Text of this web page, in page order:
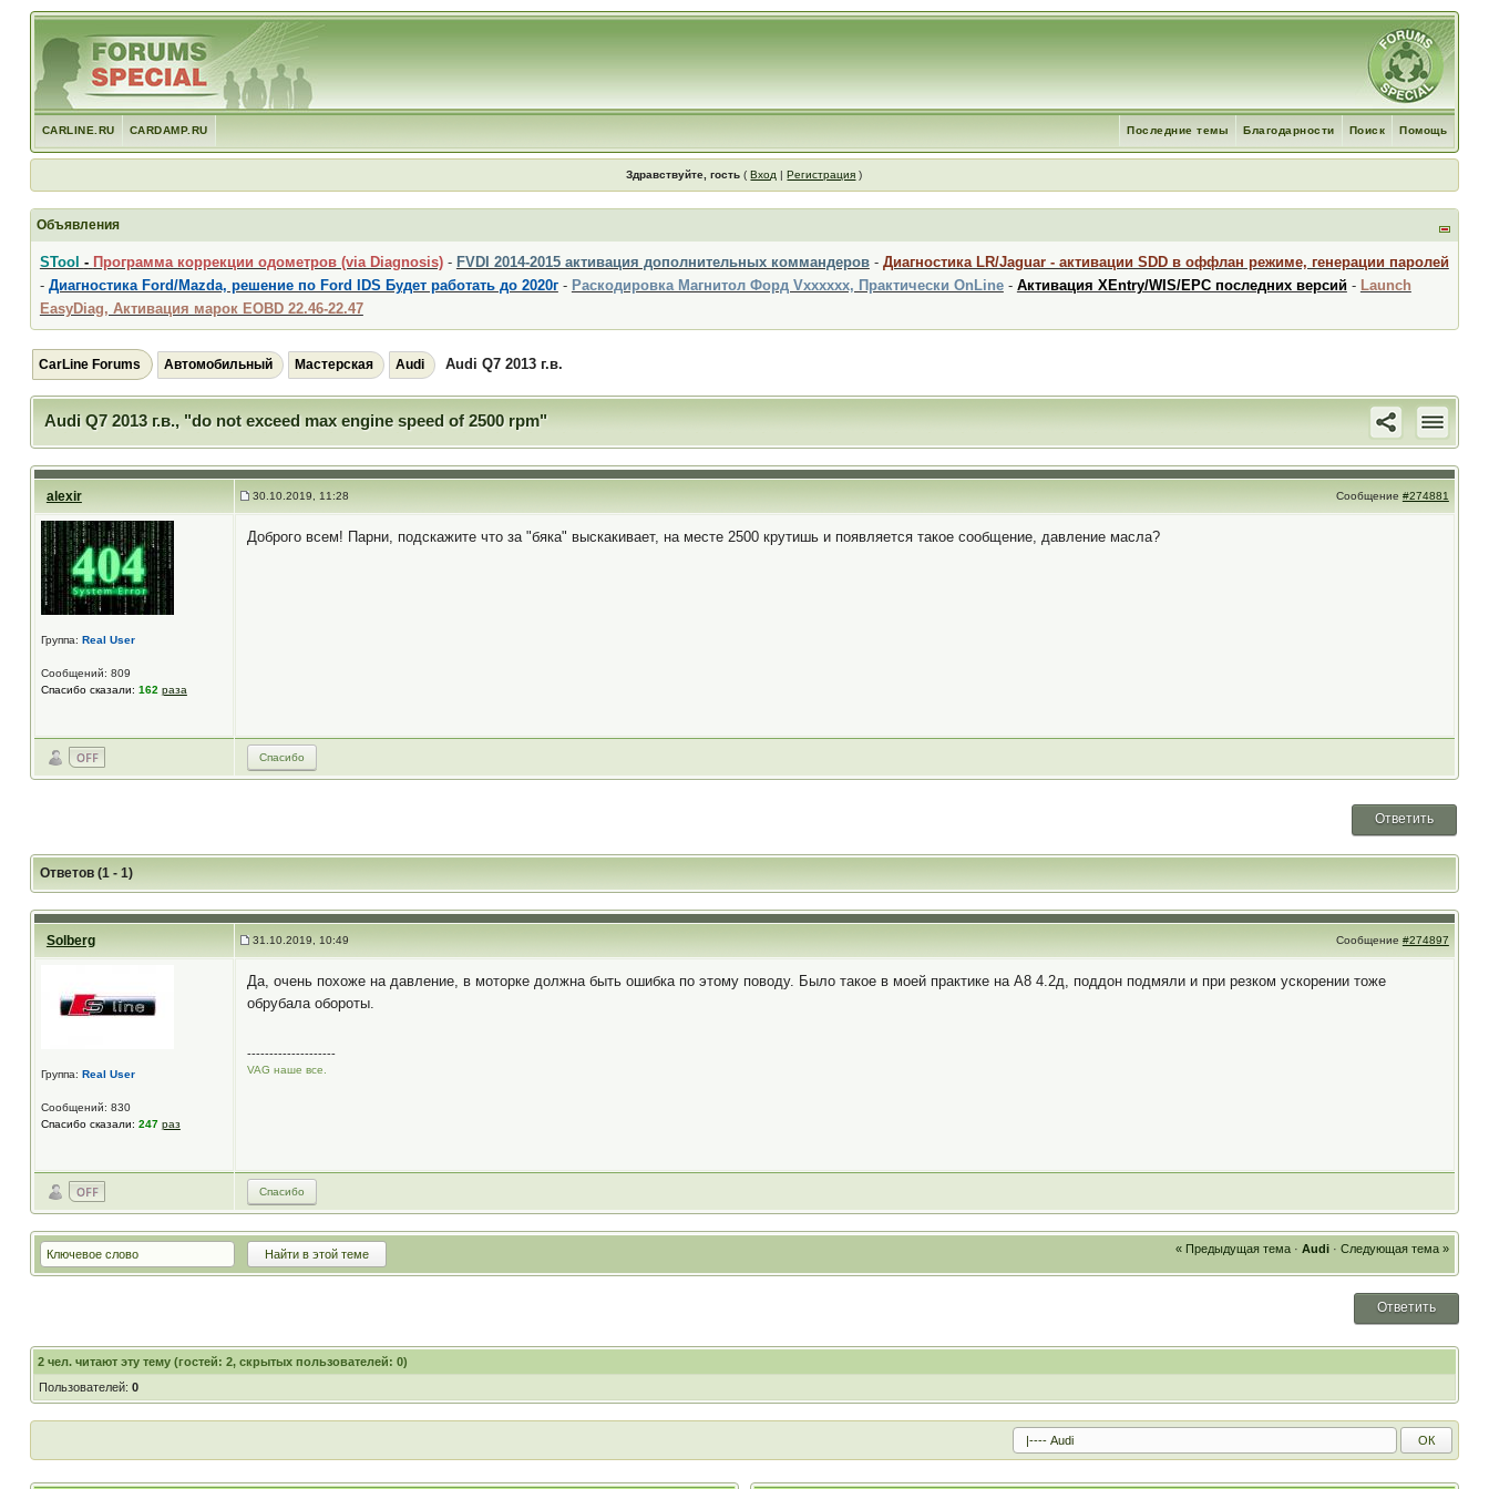
CARLINE.RU CARDAMP.RU Помощь
Поиск
Благодарности
Последние темы
Здравствуйте, гость (Вход |Регистрация )
Объявления
STool - Программа коррекции одометров (via Diagnosis)- FVDI 2014-2015 активация дополнительных коммандеров- Диагностика LR/Jaguar - активации SDD в оффлан режиме, генерации паролей
- Диагностика Ford/Mazda, решение по Ford IDS Будет работать до 2020г- Раскодировка Магнитол Форд Vxxxxxx, Практически OnLine- Активация XEntry/WIS/EPC последних версий- Launch
EasyDiag, Активация марок EOBD 22.46-22.47
CarLine Forums Автомобильный Мастерская Audi Audi Q7 2013 г.в.
Audi Q7 2013 г.в., "do not exceed max engine speed of 2500 rpm"
alexir 30.10.2019, 11:28 Сообщение #274881
Группа: Real User
Сообщений: 809
Спасибо сказали: 162 раза
Доброго всем! Парни, подскажите что за "бяка" выскакивает, на месте 2500 крутишь и появляется такое сообщение, давление масла?
Спасибо
Ответить
Ответов (1 - 1)
Solberg 31.10.2019, 10:49 Сообщение #274897
Группа: Real User
Сообщений: 830
Спасибо сказали: 247 раз
Да, очень похоже на давление, в моторке должна быть ошибка по этому поводу. Было такое в моей практике на А8 4.2д, поддон подмяли и при резком ускорении тоже
обрубала обороты.
--------------------
VAG наше все.
Спасибо
« Предыдущая тема ·Audi ·Следующая тема »
Ответить
2чел. читают эту тему (гостей: 2, скрытых пользователей: 0)
Пользователей: 0